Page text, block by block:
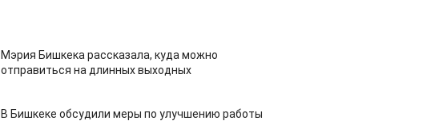
Мэрия Бишкека рассказала, куда можно
отправиться на длинных выходных
В Бишкеке обсудили меры по улучшению работы